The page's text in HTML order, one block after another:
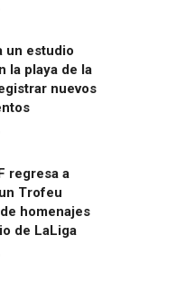
un estudio
la playa de la
nuevos
regresa a
Trofeu
homenajes
de LaLiga